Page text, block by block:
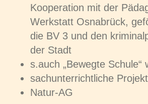
Kooperation mit der
Werkstatt Osnabrück,
die BV 3 und den
der Stadt
s.auch „Bewegte Schule“
sachunterrichtliche
Natur-AG